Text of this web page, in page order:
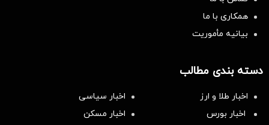
همکاری با ما
بیانیه مأموریت
دسته بندی مطالب
اخبار طلا و ارز
اخبار سیاسی
اخبار بورس
اخبار مسکن